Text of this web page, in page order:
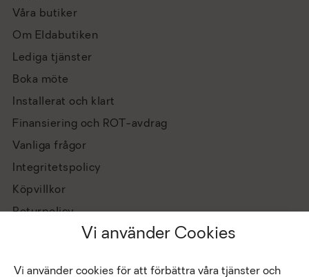
Vi använder Cookies
Vi använder cookies för att förbättra våra tjänster och
Våra butiker
Om Eldabutiken
Lediga tjänster
Boka möte
Installerat och klart
Finansiering och ROT-avdrag
Vanliga frågor
Integritetspolicy
Köpvillkor
Returpolicy